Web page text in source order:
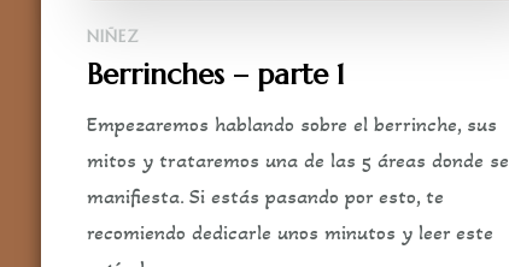
NIÑEZ
Berrinches – parte 1
Empezaremos hablando sobre el berrinche, sus
mitos y trataremos una de las 5 áreas donde se
manifiesta. Si estás pasando por esto, te
recomiendo dedicarle unos minutos y leer este